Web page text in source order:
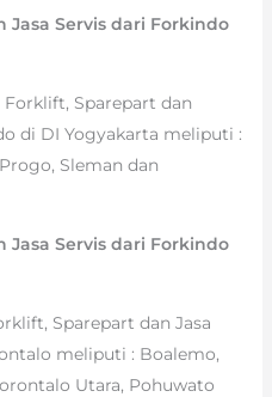
Jasa Servis dari Forkindo
Sparepart dan
di DI Yogyakarta meliputi :
Sleman dan
Jasa Servis dari Forkindo
Sparepart dan Jasa
meliputi : Boalemo,
Utara, Pohuwato